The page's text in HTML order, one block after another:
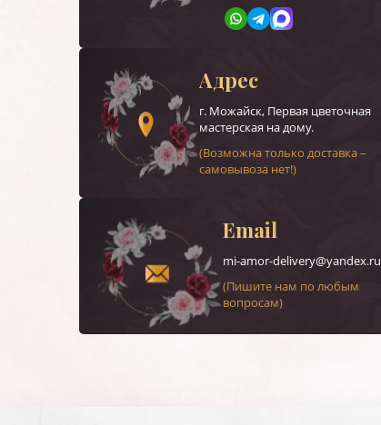
Адрес
г. Можайск, Первая цветочная
мастерская на дому.
(Возможна только доставка –
самовывоза нет!)
Email
mi-amor-delivery@yandex.ru
(Пишите нам по любым
вопросам)